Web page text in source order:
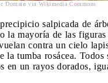
Domain via Wikimedia Commons
salpicada de
la mayoría de las figuras
contra un cielo
la tumba rosácea. Todos
en un rayos dorados,